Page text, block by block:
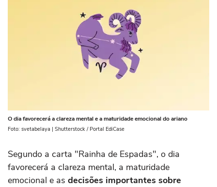
O dia favorecerá a clareza mental e a maturidade emocional do ariano
Foto: svetabelaya | Shutterstock / Portal EdiCase
Segundo a carta "Rainha de Espadas", o dia
favorecerá a clareza mental, a maturidade
emocional e as decisões importantes sobre